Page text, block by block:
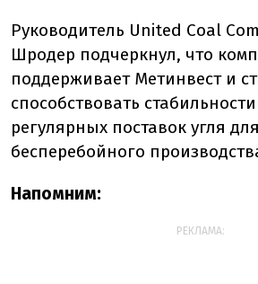
Руководитель United Coal
Шродер подчеркнул, что
поддерживает Метинвест и
способствовать
регулярных поставок угля для
бесперебойного
Напомним:
РЕКЛАМА: